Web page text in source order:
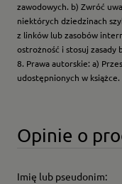
zawodowych. b) Zwróć
niektórych dziedzinach
z linków lub zasobów
ostrożność i stosuj zasady
8. Prawa autorskie: a)
udostępnionych w książce.
Opinie o
Imię lub pseudonim: